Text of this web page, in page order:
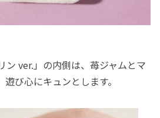
ン ver.」の内側は、苺ジャムとマ
び心にキュンとします。